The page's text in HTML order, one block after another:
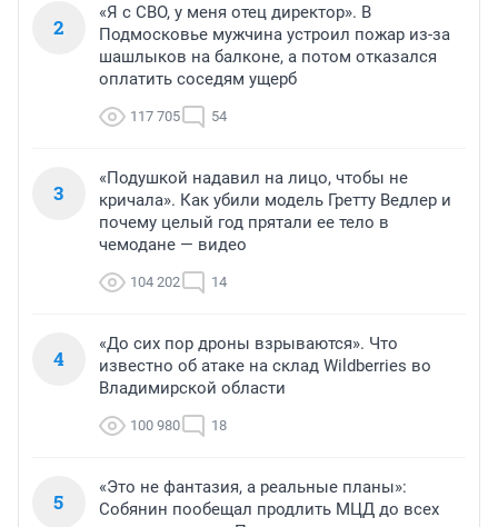
2
«Я с СВО, у меня отец директор». В
Подмосковье мужчина устроил пожар из-за
шашлыков на балконе, а потом отказался
оплатить соседям ущерб
117 705 54
3
«Подушкой надавил на лицо, чтобы не
кричала». Как убили модель Гретту Ведлер и
почему целый год прятали ее тело в
чемодане — видео
104 202 14
4
«До сих пор дроны взрываются». Что
известно об атаке на склад Wildberries во
Владимирской области
100 980 18
5
«Это не фантазия, а реальные планы»:
Собянин пообещал продлить МЦД до всех